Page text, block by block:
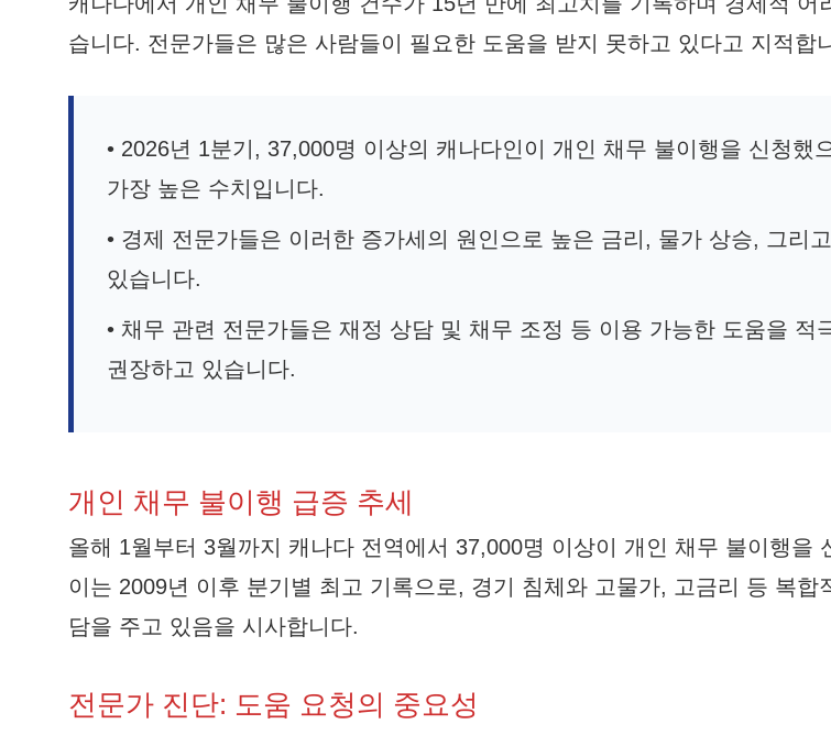
습니다. 전문가들은 많은 사람들이 필요한 도움을 받지 못하고 있다고 지적합
• 2026년 1분기, 37,000명 이상의 캐나다인이 개인 채무 불이행을 신청했
가장 높은 수치입니다.
• 경제 전문가들은 이러한 증가세의 원인으로 높은 금리, 물가 상승, 그리
있습니다.
• 채무 관련 전문가들은 재정 상담 및 채무 조정 등 이용 가능한 도움을 적
권장하고 있습니다.
개인 채무 불이행 급증 추세
올해 1월부터 3월까지 캐나다 전역에서 37,000명 이상이 개인 채무 불이행을
이는 2009년 이후 분기별 최고 기록으로, 경기 침체와 고물가, 고금리 등 복합
담을 주고 있음을 시사합니다.
전문가 진단: 도움 요청의 중요성